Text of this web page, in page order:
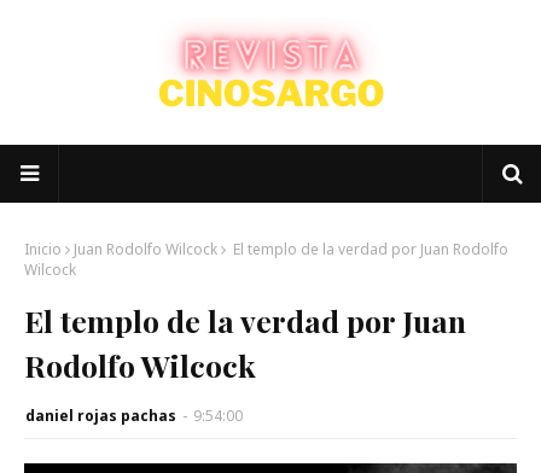
Inicio Juan Rodolfo Wilcock
El templo de la verdad por Juan Rodolfo
Wilcock
El templo de la verdad por Juan
Rodolfo Wilcock
daniel rojas pachas - 9:54:00